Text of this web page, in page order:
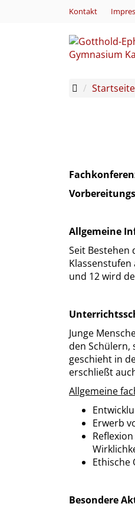
Kontakt
Startseite
Allgemeine
Seit Bestehen
und 12 wird
Junge
den Schülern,
geschieht in
erschließt
Allgemeine
Erwerb
Ethische
Besondere